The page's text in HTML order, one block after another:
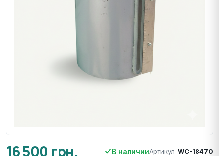
16 500 грн. В наличииАртикул: WC-18470